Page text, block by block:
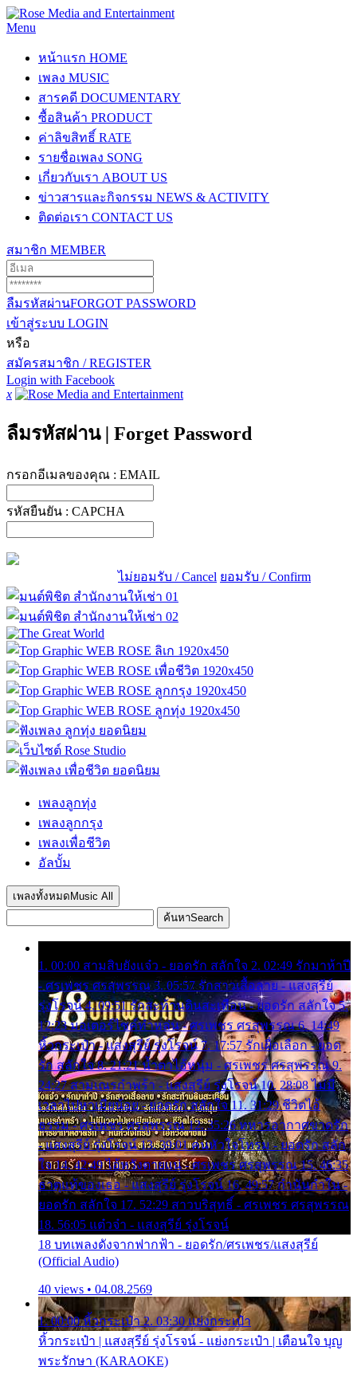
Menu
หน้าแรก HOME
เพลง MUSIC
สารคดี DOCUMENTARY
ซื้อสินค้า PRODUCT
ค่าลิขสิทธิ์ RATE
รายชื่อเพลง SONG
เกี่ยวกับเรา ABOUT US
ข่าวสารและกิจกรรม NEWS & ACTIVITY
ติดต่อเรา CONTACT US
สมาชิก MEMBER
ลืมรหัสผ่านFORGOT PASSWORD
เข้าสู่ระบบ LOGIN
หรือ
สมัครสมาชิก / REGISTER
Login with Facebook
x
ลืมรหัสผ่าน | Forget Password
กรอกอีเมลของคุณ : EMAIL
รหัสยืนยัน : CAPCHA
ไม่ยอมรับ / Cancel ยอมรับ / Confirm
เพลงลูกทุ่ง
เพลงลูกกรุง
เพลงเพื่อชีวิต
อัลบั้ม
เพลงทั้งหมด Music All
ค้นหาSearch
1. 00:00 สามสิบยังแจ๋ว - ยอดรัก สลักใจ 2. 02:49 รักมาห้าปี
- ศรเพชร ศรสุพรรณ 3. 05:57 รักสาวเสื้อลาย - แสงสุรีย์
รุ่งโรจน์ 4. 09:51 รักสะท้านดินสะเทือน - ยอดรัก สลักใจ 5.
12:23 มอเตอร์ไซค์ทำหล่น - ศรเพชร ศรสุพรรณ 6. 14:49
หิ้วกระเป๋า - แสงสุรีย์ รุ่งโรจน์ 7. 17:57 รักเผื่อเลือก - ยอด
รัก สลักใจ 8. 21:21 น้ำตาไอ้หนุ่ม - ศรเพชร ศรสุพรรณ 9.
24:27 สามเณรกำพร้า - แสงสุรีย์ รุ่งโรจน์ 10. 28:08 ไม่มี
เวลาไปหาเมียน้อย - ยอดรัก สลักใจ 11. 31:29 ชีวิตไอ้
ธรรม - ศรเพชร ศรสุพรรณ 12. 35:26 ทหารอากาศขาดรัก
- แสงสุรีย์ รุ่งโรจน์ 13. 39:01 คนหัวใจโทรม - ยอดรัก สลัก
ใจ 14. 42:49 ไอ้หวังตายแน่ - ศรเพชร ศรสุพรรณ 15. 46:35
ธาตุแท้ของเธอ - แสงสุรีย์ รุ่งโรจน์ 16. 49:57 กำนันกำใน -
ยอดรัก สลักใจ 17. 52:29 สาวบริสุทธิ์ - ศรเพชร ศรสุพรรณ
18. 56:05 แต๋วจ๋า - แสงสุรีย์ รุ่งโรจน์
18 บทเพลงดังจากฟากฟ้า - ยอดรัก/ศรเพชร/แสงสุรีย์
(Official Audio)
40 views • 04.08.2569
1. 00:00 หิ้วกระเป๋า 2. 03:30 แย่งกระเป๋า
หิ้วกระเป๋า | แสงสุรีย์ รุ่งโรจน์ - แย่งกระเป๋า | เตือนใจ บุญ
พระรักษา (KARAOKE)